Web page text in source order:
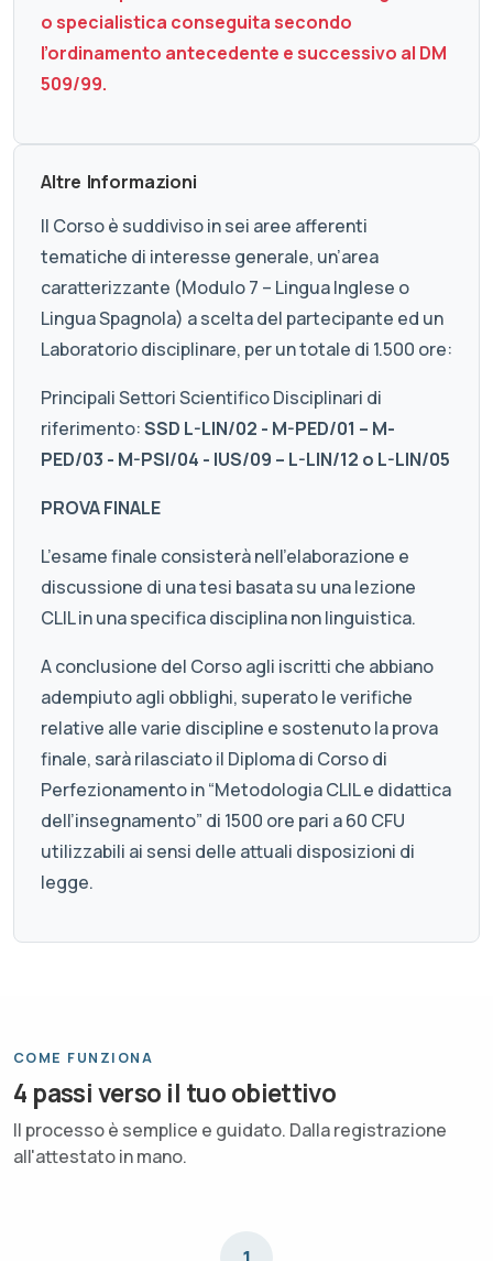
o specialistica conseguita secondo
l’ordinamento antecedente e successivo al DM
509/99.
Altre Informazioni
Il Corso è suddiviso in sei aree afferenti
tematiche di interesse generale, un’area
caratterizzante (Modulo 7 – Lingua Inglese o
Lingua Spagnola) a scelta del partecipante ed un
Laboratorio disciplinare, per un totale di 1.500 ore:
Principali Settori Scientifico Disciplinari di
riferimento:SSD L-LIN/02 - M-PED/01 – M-
PED/03 - M-PSI/04 - IUS/09 – L-LIN/12 o L-LIN/05
PROVA FINALE
L’esame finale consisterà nell’elaborazione e
discussione di una tesi basata su una lezione
CLIL in una specifica disciplina non linguistica.
A conclusione del Corso agli iscritti che abbiano
adempiuto agli obblighi, superato le verifiche
relative alle varie discipline e sostenuto la prova
finale, sarà rilasciato il Diploma di Corso di
Perfezionamento in “Metodologia CLIL e didattica
dell’insegnamento” di 1500 ore pari a 60 CFU
utilizzabili ai sensi delle attuali disposizioni di
legge.
COME FUNZIONA
4 passi verso il tuo obiettivo
Il processo è semplice e guidato. Dalla registrazione
all'attestato in mano.